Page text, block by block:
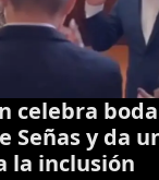
Zaragoza
la
en el